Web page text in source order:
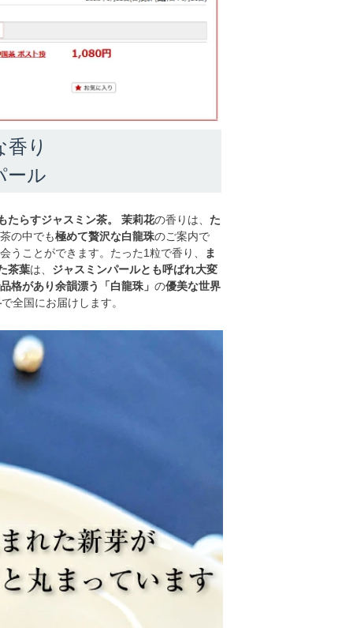
り
ール
たらすジャスミン茶。 茉莉花の香りは、 た
の中でも極めて贅沢な白龍珠のご案内で
うことができます。たった1粒で香り、
ま
茶葉は、 ジャスミンパールとも呼ばれ大変
格があり余韻漂う「白龍珠」 の優美な世界
で全国にお届けします。